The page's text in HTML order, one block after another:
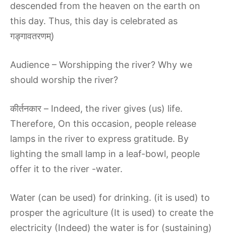
descended from the heaven on the earth on
this day. Thus, this day is celebrated as
गङ्गावतरणम्)
Audience – Worshipping the river? Why we
should worship the river?
कीर्तनकार – Indeed, the river gives (us) life.
Therefore, On this occasion, people release
lamps in the river to express gratitude. By
lighting the small lamp in a leaf-bowl, people
offer it to the river -water.
Water (can be used) for drinking. (it is used) to
prosper the agriculture (It is used) to create the
electricity (Indeed) the water is for (sustaining)